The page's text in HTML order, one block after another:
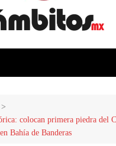
colocan primera piedra del
Bahía de Banderas